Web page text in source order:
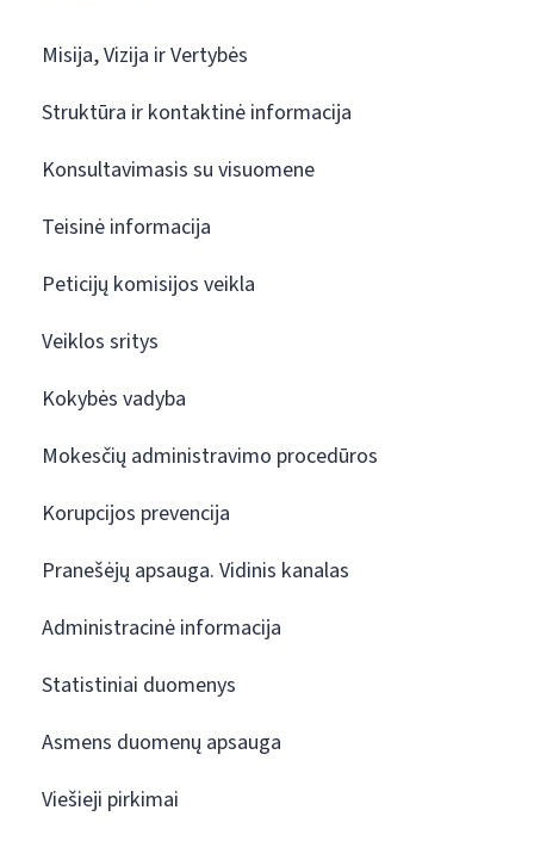
Misija, Vizija ir Vertybės
Struktūra ir kontaktinė informacija
Konsultavimasis su visuomene
Teisinė informacija
Peticijų komisijos veikla
Veiklos sritys
Kokybės vadyba
Mokesčių administravimo procedūros
Korupcijos prevencija
Pranešėjų apsauga. Vidinis kanalas
Administracinė informacija
Statistiniai duomenys
Asmens duomenų apsauga
Viešieji pirkimai